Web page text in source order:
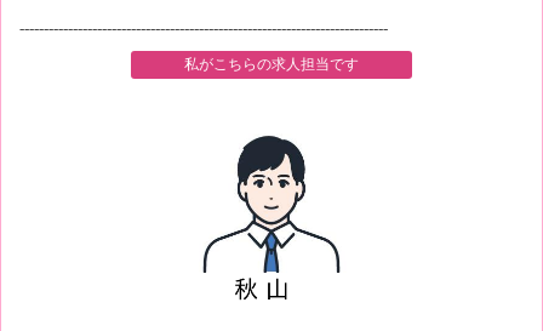
----------------------------------------------------------------------------
私がこちらの求人担当です